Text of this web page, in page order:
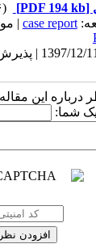
case report
|
این
شما: